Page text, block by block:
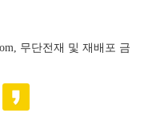
무단전재 및 재배포 금